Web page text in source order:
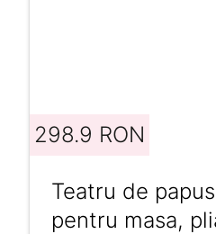
298.9 RON
Teatru de
pentru masa,